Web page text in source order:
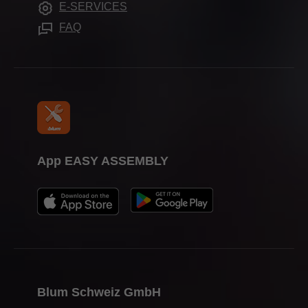
Stampa
Blum Schweiz GmbH
App EASY ASSEMBLY
E-SERVICES
FAQ